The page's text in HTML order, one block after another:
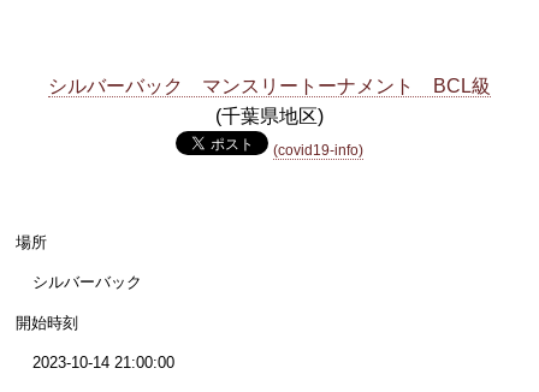
シルバーバック マンスリートーナメント BCL級
(千葉県地区)
(covid19-info)
場所
シルバーバック
開始時刻
2023-10-14 21:00:00